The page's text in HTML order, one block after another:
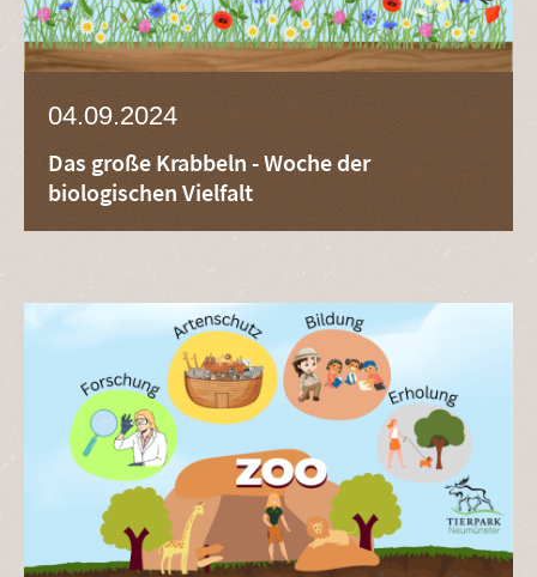
04.09.2024
Das große Krabbeln - Woche der
biologischen Vielfalt